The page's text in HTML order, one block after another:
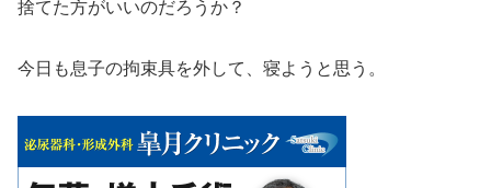
捨てた方がいいのだろうか？
今日も息子の拘束具を外して、寝ようと思う。